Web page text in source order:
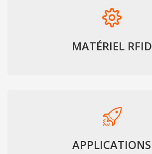
MATÉRIEL RFID
APPLICATIONS